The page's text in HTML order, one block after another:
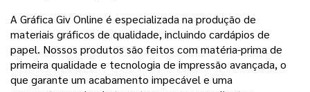
A Gráfica Giv Online é especializada na produção de
materiais gráficos de qualidade, incluindo cardápios de
papel. Nossos produtos são feitos com matéria-prima de
primeira qualidade e tecnologia de impressão avançada, o
que garante um acabamento impecável e uma